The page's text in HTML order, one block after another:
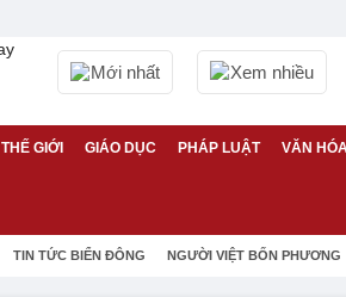
Mới nhất Xem nhiều
THẾ GIỚI GIÁO DỤC PHÁP LUẬT VĂN
TIN TỨC BIỂN ĐÔNG NGƯỜI VIỆT BỐN PHƯƠNG